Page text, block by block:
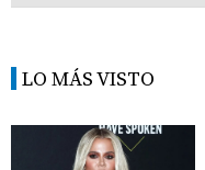
LO MÁS VISTO